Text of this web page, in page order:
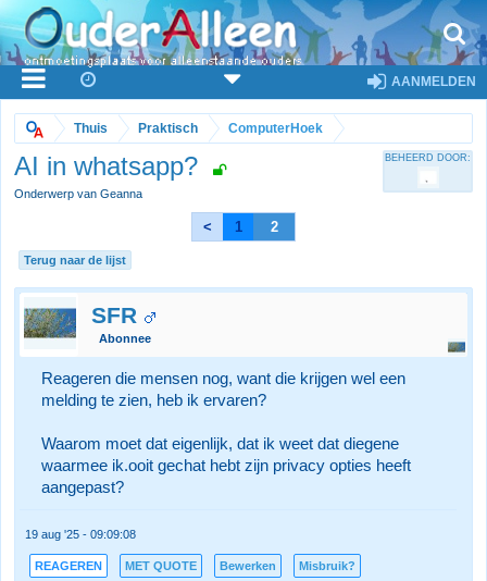
AANMELDEN
Thuis Praktisch ComputerHoek
AI in whatsapp?
Onderwerp van Geanna
BEHEERD DOOR:
< 1 2
Terug naar de lijst
SFR
Abonnee
Reageren die mensen nog, want die krijgen wel een
melding te zien, heb ik ervaren?
Waarom moet dat eigenlijk, dat ik weet dat diegene
waarmee ik.ooit gechat hebt zijn privacy opties heeft
aangepast?
19 aug '25 - 09:09:08
REAGEREN MET QUOTE Bewerken Misbruik?